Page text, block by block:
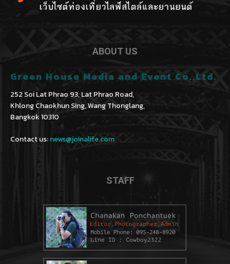
ABOUT US
Green House Media and Event Co.,Ltd.
252 Soi Lat Phrao 93, Lat Phrao Road,
Khlong Chaokhun Sing, Wang Thonglang,
Bangkok 10310
Contact us:news@joinalife.com
STAFF